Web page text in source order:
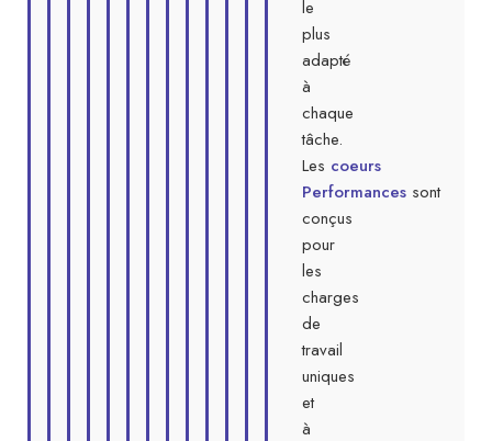
le
plus
adapté
à
chaque
tâche.
Les coeurs
Performances sont
conçus
pour
les
charges
de
travail
uniques
et
à